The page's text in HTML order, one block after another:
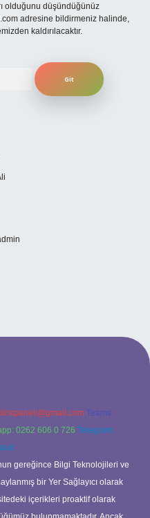
olduğunu düşündüğünüz
adresine bildirmeniz halinde,
kaldırılacaktır.
Teams:
0262 606 0 726 Telegram:
gereğince Bilgi Teknolojileri ve
bir Yer Sağlayıcı olarak
içerikleri proaktif olarak